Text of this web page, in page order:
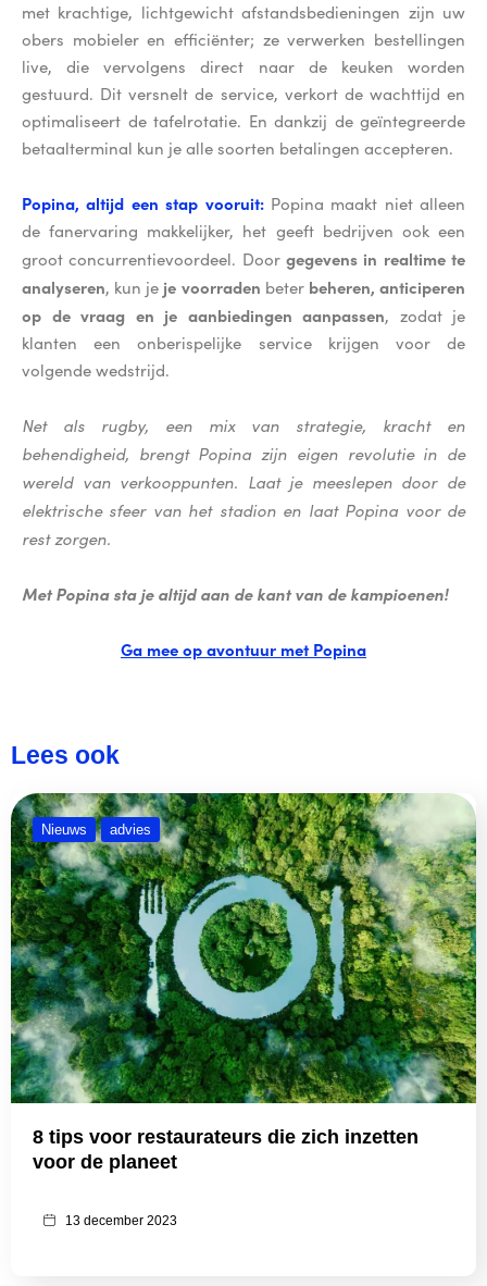
met krachtige, lichtgewicht afstandsbedieningen zijn uw
obers mobieler en efficiënter; ze verwerken bestellingen
live, die vervolgens direct naar de keuken worden
gestuurd. Dit versnelt de service, verkort de wachttijd en
optimaliseert de tafelrotatie. En dankzij de geïntegreerde
betaalterminal kun je alle soorten betalingen accepteren.
Popina, altijd een stap vooruit:Popina maakt niet alleen
de fanervaring makkelijker, het geeft bedrijven ook een
groot concurrentievoordeel. Door gegevens in realtime te
analyseren, kun je je voorraden beter beheren, anticiperen
op de vraag en je aanbiedingen aanpassen, zodat je
klanten een onberispelijke service krijgen voor de
volgende wedstrijd.
Net als rugby, een mix van strategie, kracht en
behendigheid, brengt Popina zijn eigen revolutie in de
wereld van verkooppunten. Laat je meeslepen door de
elektrische sfeer van het stadion en laat Popina voor de
rest zorgen.
Met Popina sta je altijd aan de kant van de kampioenen!
Ga mee op avontuur met Popina
Lees ook
Nieuws advies
8 tips voor restaurateurs die zich inzetten
voor de planeet
13 december 2023